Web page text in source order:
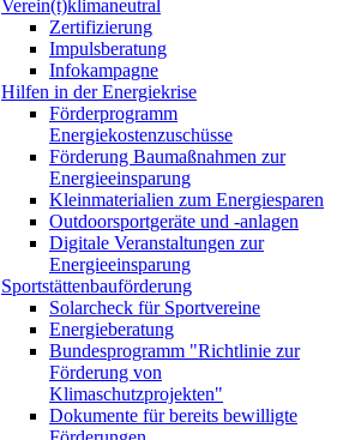
Verein(t)klimaneutral
Zertifizierung
Impulsberatung
Infokampagne
Hilfen in der Energiekrise
Förderprogramm
Energiekostenzuschüsse
Förderung Baumaßnahmen zur
Energieeinsparung
Kleinmaterialien zum Energiesparen
Outdoorsportgeräte und -anlagen
Digitale Veranstaltungen zur
Energieeinsparung
Sportstättenbauförderung
Solarcheck für Sportvereine
Energieberatung
Bundesprogramm "Richtlinie zur
Förderung von
Klimaschutzprojekten"
Dokumente für bereits bewilligte